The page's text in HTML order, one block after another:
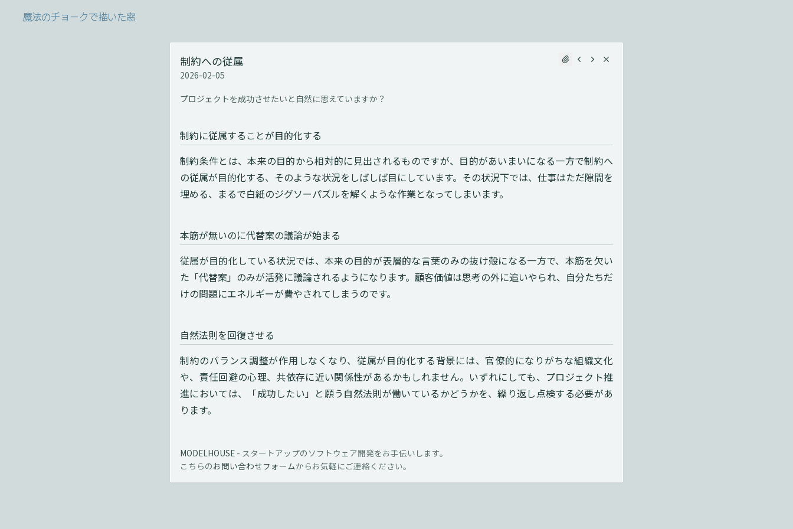
魔法のチョークで描いた窓
制約への従属
2026-02-05
プロジェクトを成功させたいと自然に思えていますか？
制約に従属することが目的化する
制約条件とは、本来の目的から相対的に見出されるものですが、目的があいまいになる一方で制約へ
の従属が目的化する、そのような状況をしばしば目にしています。その状況下では、仕事はただ隙間を
埋める、まるで白紙のジグソーパズルを解くような作業となってしまいます。
本筋が無いのに代替案の議論が始まる
従属が目的化している状況では、本来の目的が表層的な言葉のみの抜け殻になる一方で、本筋を欠い
た「代替案」のみが活発に議論されるようになります。顧客価値は思考の外に追いやられ、自分たちだ
けの問題にエネルギーが費やされてしまうのです。
自然法則を回復させる
制約のバランス調整が作用しなくなり、従属が目的化する背景には、官僚的になりがちな組織文化
や、責任回避の心理、共依存に近い関係性があるかもしれません。いずれにしても、プロジェクト推
進においては、「成功したい」と願う自然法則が働いているかどうかを、繰り返し点検する必要があ
ります。
MODELHOUSE - スタートアップのソフトウェア開発をお手伝いします。
こちらのお問い合わせフォームからお気軽にご連絡ください。